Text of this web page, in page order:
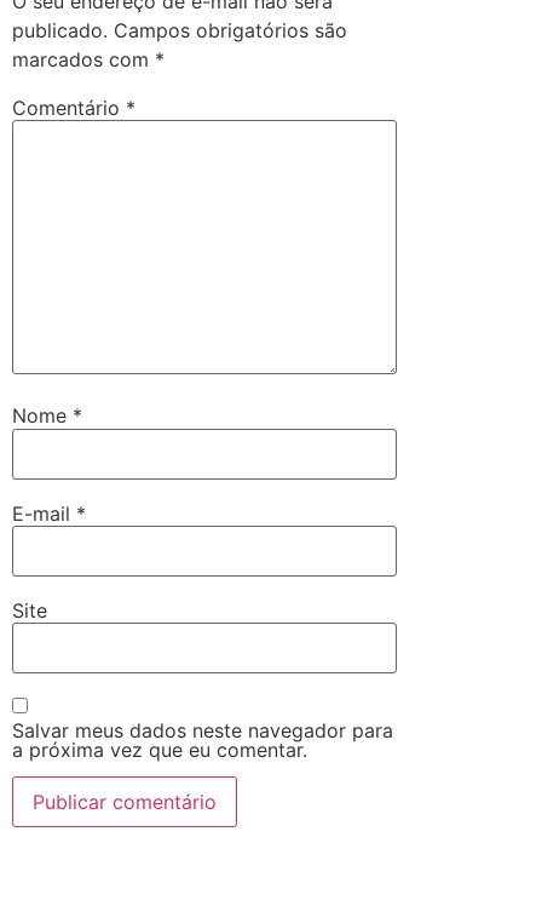
publicado. Campos obrigatórios são
marcados com *
Comentário *
Nome *
E-mail *
Site
Salvar meus dados neste navegador para
a próxima vez que eu comentar.